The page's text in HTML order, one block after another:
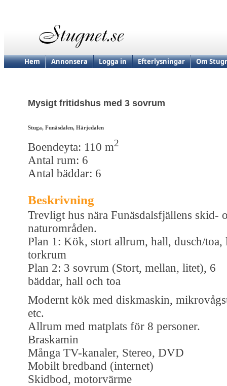
Hem Annonsera Logga in Efterlysningar Om
Mysigt fritidshus med 3 sovrum
Stuga, Funäsdalen, Härjedalen
Boendeyta: 110 m2
Antal rum: 6
Antal bäddar: 6
Beskrivning
Trevligt hus nära Funäsdalsfjällens skid-
naturområden.
Plan 1: Kök, stort allrum, hall, dusch/toa,
torkrum
Plan 2: 3 sovrum (Stort, mellan, litet), 6
bäddar, hall och toa
Modernt kök med diskmaskin,
etc.
Allrum med matplats för 8 personer.
Braskamin
Många TV-kanaler, Stereo, DVD
Mobilt bredband (internet)
Skidbod, motorvärme